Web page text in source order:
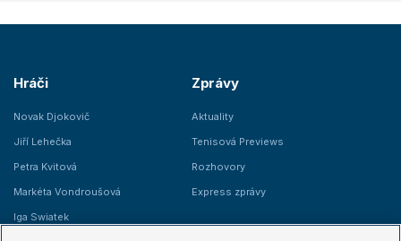
Hráči
Novak Djokovič
Jiří Lehečka
Petra Kvitová
Markéta Vondroušová
Iga Swiatek
Zprávy
Aktuality
Tenisová Previews
Rozhovory
Express zprávy